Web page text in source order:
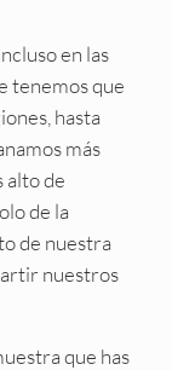
en las
tenemos que
hasta
más
alto de
de la
de nuestra
nuestros
que has